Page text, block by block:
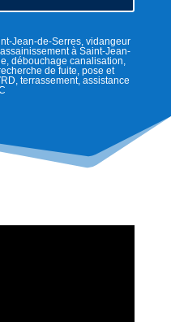
Jean-de-Serres, vidangeur
à Saint-Jean-
débouchage canalisation,
de fuite, pose et
terrassement, assistance